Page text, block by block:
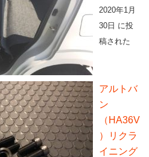
2020年1月
30日 に投
稿された
アルトバ
ン
（HA36V
）リクラ
イニング